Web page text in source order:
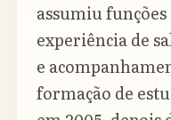
assumiu
experiência de
e
formação de